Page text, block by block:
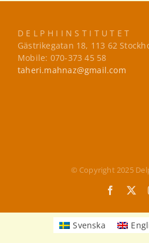
D E L P H I I N S T I T U T E T
Gästrikegatan 18, 113 62
Mobile: 070-373 45 58
taheri.mahnaz@gmail.com
© Copyright 2025
Svenska